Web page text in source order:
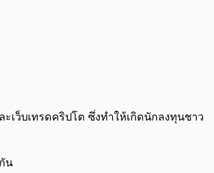
เว็บเทรดคริปโต ซึ่งทำให้เกิดนักลงทุนชาว
น